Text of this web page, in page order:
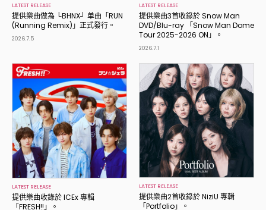
LATEST RELEASE
提供樂曲做為 └BHNX┘ 单曲「RUN
(Running Remix)」正式發行。
2026.7.5
LATEST RELEASE
提供樂曲3首收錄於 Snow Man
DVD/Blu-ray 「Snow Man Dome
Tour 2025-2026 ON」。
2026.7.1
LATEST RELEASE
提供樂曲收錄於 ICEx 專輯
「FRESH!!」。
LATEST RELEASE
提供樂曲2首收錄於 NiziU 專輯
「Portfolio」。